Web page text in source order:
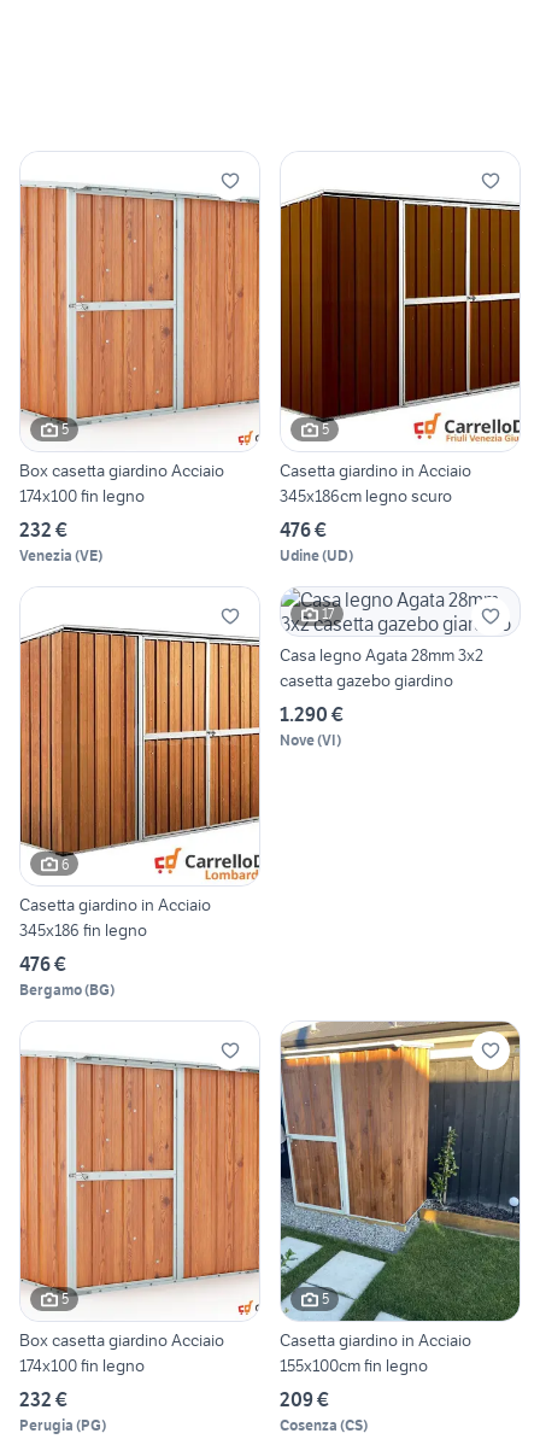
5
Box casetta giardino Acciaio
174x100 fin legno
232 €
Venezia (VE)
5
Casetta giardino in Acciaio
345x186cm legno scuro
476 €
Udine(UD)
6
Casetta giardino in Acciaio
345x186 fin legno
476 €
Bergamo(BG)
17
Casa legno Agata 28mm 3x2
casetta gazebo giardino
1.290 €
Nove(VI)
5
Box casetta giardino Acciaio
174x100 fin legno
232 €
Perugia (PG)
5
Casetta giardino in Acciaio
155x100cm fin legno
209 €
Cosenza (CS)